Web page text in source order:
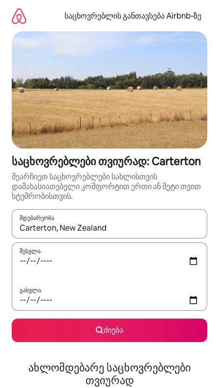
გადასვლა
საცხოვრებლის განთავსება Airbnb‑ზე
საცხოვრებლები თვიურად: Carterton
შეარჩიეთ საცხოვრებლები სახლისთვის
დამახასიათებელი კომფორტით ერთი ან მეტი თვით
სტუმრობისთვის.
მდებარეობა
როცა შედეგები ხელმისაწვდომი გახდება, ნავიგაციისთვის
შესვლა
გასვლა
ძიება
ახლომდებარე საცხოვრებლები
თვიურად